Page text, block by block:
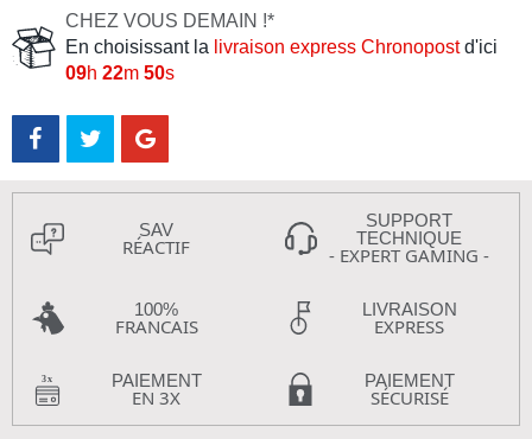
CHEZ VOUS DEMAIN !*
En choisissant la livraison express Chronopostd'ici
09h 22m 49s
SAV
RÉACTIF
SUPPORT
TECHNIQUE
- EXPERT GAMING -
100%
FRANCAIS
LIVRAISON
EXPRESS
PAIEMENT
EN 3X
PAIEMENT
SÉCURISÉ